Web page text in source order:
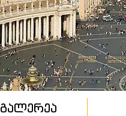
გალერეა